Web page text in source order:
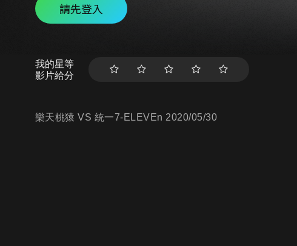
請先登入
我的星等
影片給分
樂天桃猿 VS 統一7-ELEVEn 2020/05/30